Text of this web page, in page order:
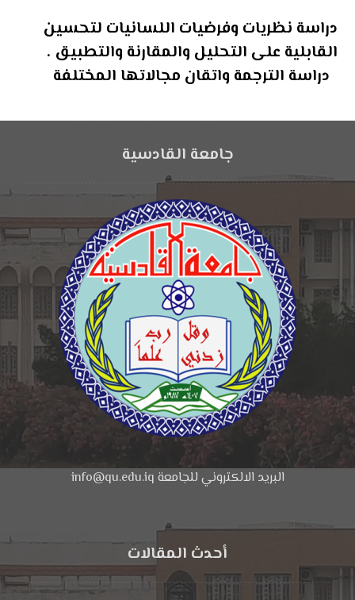
دراسة نظريات وفرضيات اللسانيات لتحسين
القابلية على التحليل والمقارنة والتطبيق .
دراسة الترجمة واتقان مجالاتها المختلفة
جامعة القادسية
البريد الالكتروني للجامعة info@qu.edu.iq
أحدث المقالات